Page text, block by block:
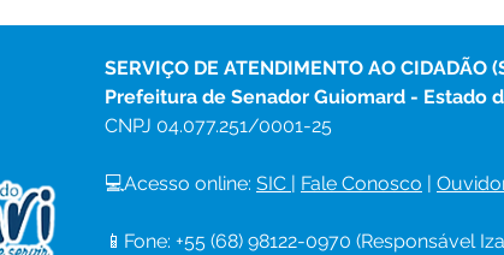
SERVIÇO DE ATENDIMENTO AO CIDADÃO
Prefeitura de Senador Guiomard - Estado
CNPJ 04.077.251/0001-25
💻Acesso online: SIC | Fale Conosco |
📱Fone: +55 (68) 98122-0970 (Responsável